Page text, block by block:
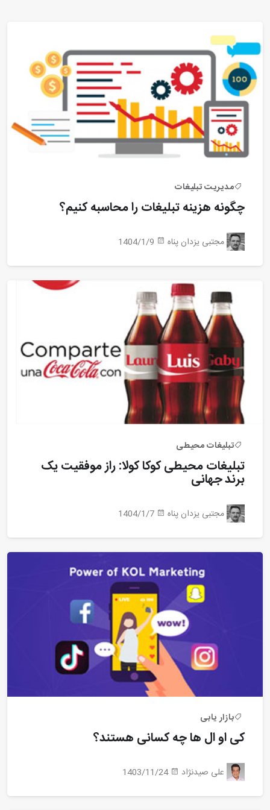
مدیریت تبلیغات
چگونه هزینه تبلیغات را محاسبه کنیم؟
مجتبی یزدان پناه 1404/1/9
تبلیغات محیطی
تبلیغات محیطی کوکا کولا: راز موفقیت یک
برند جهانی
مجتبی یزدان پناه 1404/1/7
بازار یابی
کی او ال ها چه کسانی هستند؟
علی صیدنژاد 1403/11/24